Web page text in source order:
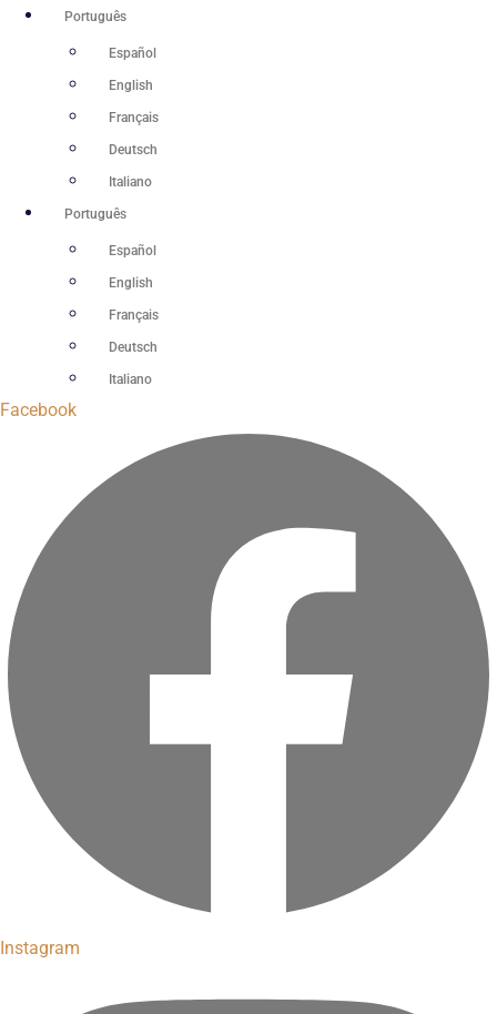
conteúdo
Português
Español
English
Français
Deutsch
Italiano
Português
Español
English
Français
Deutsch
Italiano
Facebook
Instagram